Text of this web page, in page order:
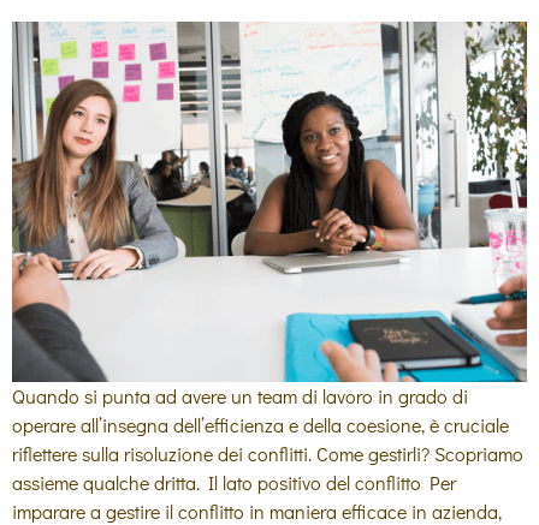
Quando si punta ad avere un team di lavoro in grado di
operare all’insegna dell’efficienza e della coesione, è cruciale
riflettere sulla risoluzione dei conflitti. Come gestirli? Scopriamo
assieme qualche dritta. Il lato positivo del conflitto Per
imparare a gestire il conflitto in maniera efficace in azienda,